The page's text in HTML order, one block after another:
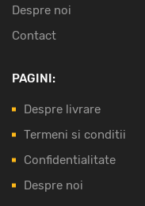
Despre noi
Contact
PAGINI:
Despre livrare
Termeni si conditii
Confidentialitate
Despre noi